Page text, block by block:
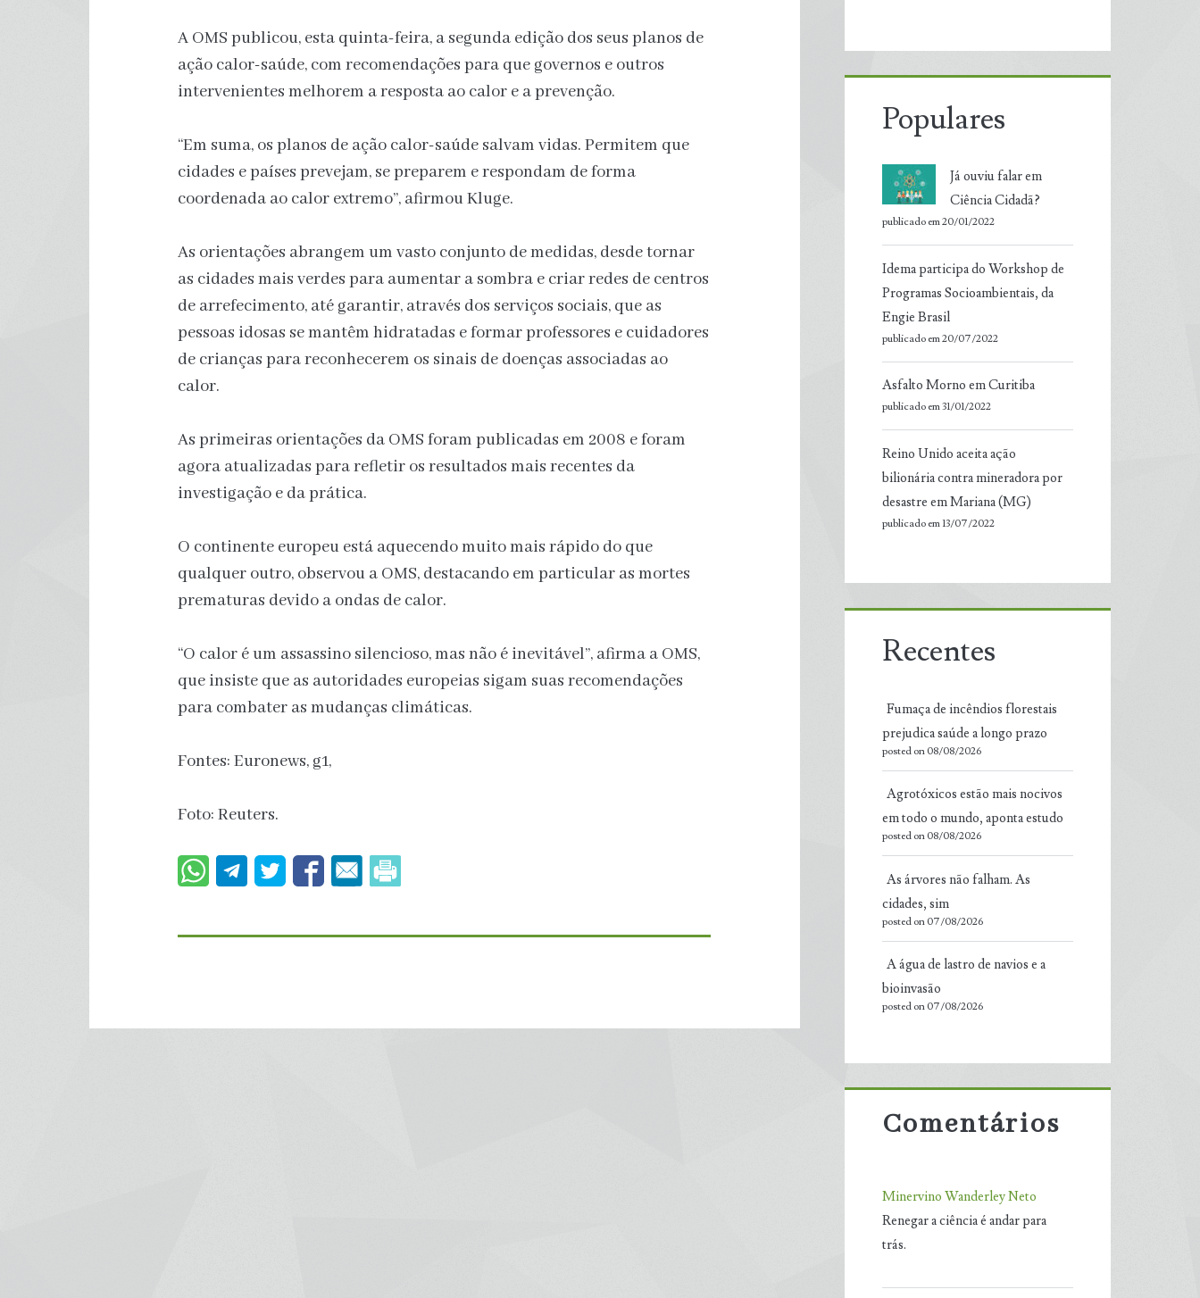
A OMS publicou, esta quinta-feira, a segunda edição dos seus planos de
ação calor-saúde, com recomendações para que governos e outros
intervenientes melhorem a resposta ao calor e a prevenção.
“Em suma, os planos de ação calor-saúde salvam vidas. Permitem que
cidades e países prevejam, se preparem e respondam de forma
coordenada ao calor extremo”, afirmou Kluge.
As orientações abrangem um vasto conjunto de medidas, desde tornar
as cidades mais verdes para aumentar a sombra e criar redes de centros
de arrefecimento, até garantir, através dos serviços sociais, que as
pessoas idosas se mantêm hidratadas e formar professores e cuidadores
de crianças para reconhecerem os sinais de doenças associadas ao
calor.
As primeiras orientações da OMS foram publicadas em 2008 e foram
agora atualizadas para refletir os resultados mais recentes da
investigação e da prática.
O continente europeu está aquecendo muito mais rápido do que
qualquer outro, observou a OMS, destacando em particular as mortes
prematuras devido a ondas de calor.
“O calor é um assassino silencioso, mas não é inevitável”, afirma a OMS,
que insiste que as autoridades europeias sigam suas recomendações
para combater as mudanças climáticas.
Fontes: Euronews, g1,
Foto: Reuters.
Populares
Já ouviu falar em
Ciência Cidadã?
publicado em 20/01/2022
Idema participa do Workshop de
Programas Socioambientais, da
Engie Brasil
publicado em 20/07/2022
Asfalto Morno em Curitiba
publicado em 31/01/2022
Reino Unido aceita ação
bilionária contra mineradora por
desastre em Mariana (MG)
publicado em 13/07/2022
Recentes
Fumaça de incêndios florestais
prejudica saúde a longo prazo
posted on 08/08/2026
Agrotóxicos estão mais nocivos
em todo o mundo, aponta estudo
posted on 08/08/2026
As árvores não falham. As
cidades, sim
posted on 07/08/2026
A água de lastro de navios e a
bioinvasão
posted on 07/08/2026
Comentários
Minervino Wanderley Neto
Renegar a ciência é andar para
trás.